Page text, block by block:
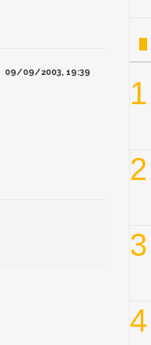
09/09/2003, 19:39
1
2
3
4